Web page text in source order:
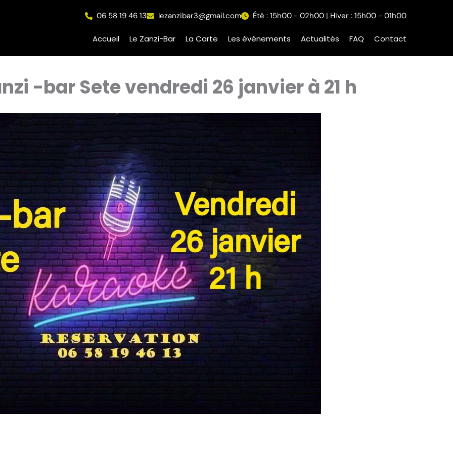
Accueil Le Zanzi-Bar La Carte Les événements Actualités FAQ Contact
06 58 19 46 13 lezanzibar3@gmail.com Été : 15h00 - 02h00 | Hiver : 15h00 - 01h00
-bar Sete vendredi 26 janvier à 21 h